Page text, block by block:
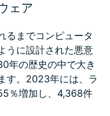
ェア
るまでコンピュータ
うに設計された悪意
年の歴史の中で大き
す。2023年には、ラ
％増加し、4,368件